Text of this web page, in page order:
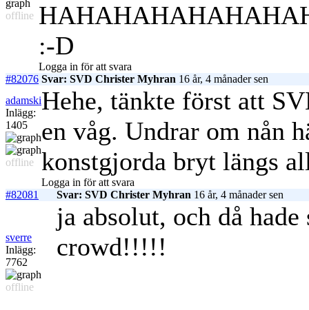
offline
:-D
Logga in för att svara
#82076 Svar: SVD Christer Myhran 16 år, 4 månader sen
adamski
Inlägg:
1405
offline
Hehe, tänkte först att
en våg. Undrar om nån
konstgjorda bryt längs
Logga in för att svara
#82081
Svar: SVD Christer Myhran 16 år, 4 månader sen
sverre
Inlägg:
7762
offline
ja absolut, och då
crowd!!!!!